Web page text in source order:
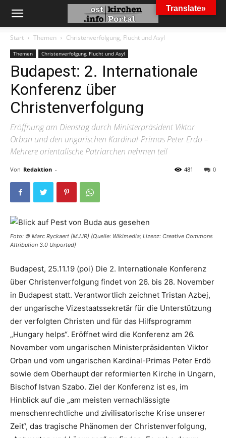
Start Themen Christenverfolgung, Flucht und Asyl
Themen Christenverfolgung, Flucht und Asyl
Budapest: 2. Internationale
Konferenz über
Christenverfolgung
Eröffnung am Dienstag durch Ministerpräsident Viktor
Orban und den ungarischen Kardinal-Primas Peter Erdö –
Mehrere orientalische Patriarchen nehmen teil
Von Redaktion - 0
481
Foto: © Marc Ryckaert (MJJR) (Quelle: Wikimedia; Lizenz: Creative Commons
Attribution 3.0 Unported)
Budapest, 25.11.19 (poi) Die 2. Internationale Konferenz
über Christenverfolgung findet von 26. bis 28. November
in Budapest statt. Verantwortlich zeichnet Tristan Azbej,
der ungarische Vizestaatssekretär für die Unterstützung
der verfolgten Christen und für das Hilfsprogramm
„Hungary helps“. Eröffnet wird die Konferenz am 26.
November vom ungarischen Ministerpräsidenten Viktor
Orban und vom ungarischen Kardinal-Primas Peter Erdö
sowie dem Oberhaupt der reformierten Kirche in Ungarn,
Bischof Istvan Szabo. Ziel der Konferenz ist es, im
Hinblick auf die „am meisten vernachlässigte
menschenrechtliche und zivilisatorische Krise unserer
Zeit“, das tragische Phänomen der Christenverfolgung,
Translate»